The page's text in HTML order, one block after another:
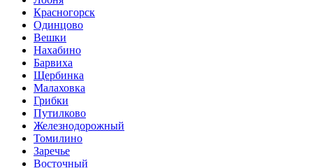
Красногорск
Одинцово
Вешки
Нахабино
Барвиха
Щербинка
Малаховка
Грибки
Путилково
Железнодорожный
Томилино
Заречье
Восточный